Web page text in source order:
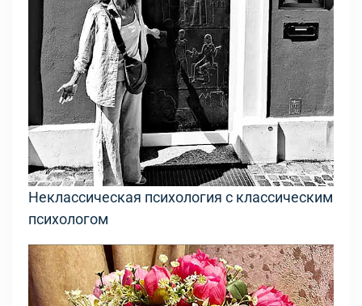
Неклассическая психология с классическим
психологом